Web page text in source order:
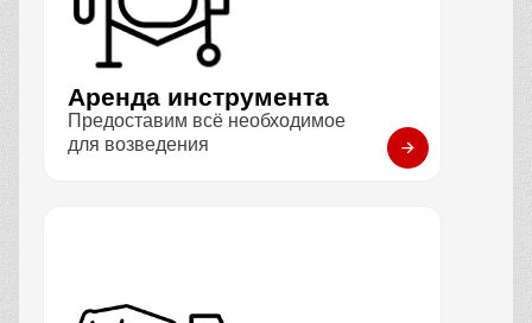
Аренда инструмента
Предоставим всё необходимое
для возведения